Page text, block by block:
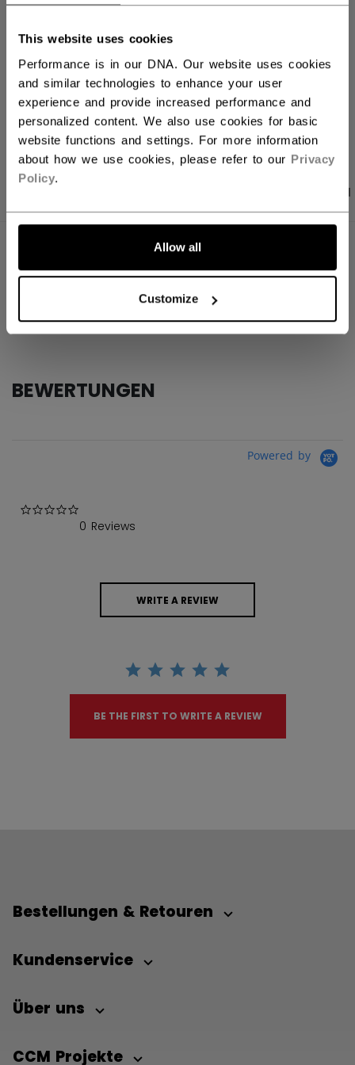
This website uses cookies
Performance is in our DNA. Our website uses cookies
and similar technologies to enhance your user
experience and provide increased performance and
personalized content. We also use cookies for basic
website functions and settings. For more information
about how we use cookies, please refer to our Privacy
Policy.
Allow all
Customize
Versandbestimmungen
LINKS ZUM
BEWERTUNGEN
AGE GROUP
N/A
BEWERTUNGEN
Powered by
0 Reviews
WRITE A REVIEW
BE THE FIRST TO WRITE A REVIEW
Bestellungen & Retouren
Kundenservice
Über uns
CCM Projekte